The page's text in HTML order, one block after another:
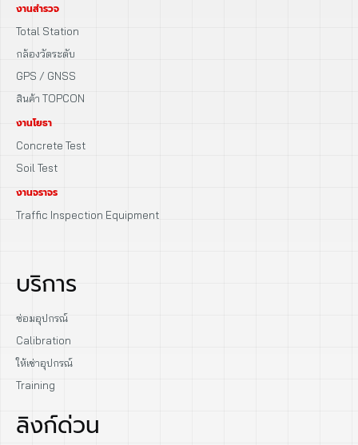
งานสำรวจ
Total Station
กล้องวัดระดับ
GPS / GNSS
สินค้า TOPCON
งานโยธา
Concrete Test
Soil Test
งานจราจร
Traffic Inspection Equipment
บริการ
ซ่อมอุปกรณ์
Calibration
ให้เช่าอุปกรณ์
Training
ลิงก์ด่วน